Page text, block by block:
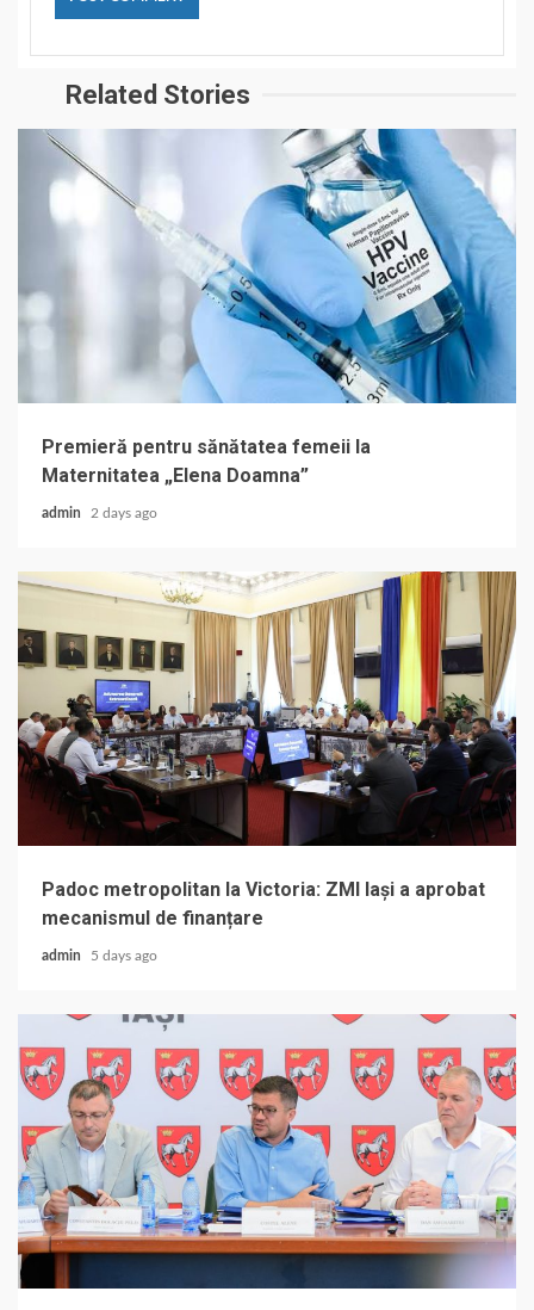
Related Stories
Premieră pentru sănătatea femeii la
Maternitatea „Elena Doamna”
admin 2 days ago
Padoc metropolitan la Victoria: ZMI Iași a aprobat
mecanismul de finanțare
admin 5 days ago